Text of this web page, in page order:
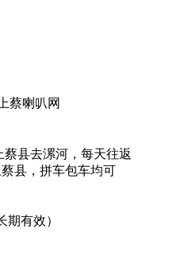
蔡喇叭网
县去漯河，每天往返
县，拼车包车均可
期有效）